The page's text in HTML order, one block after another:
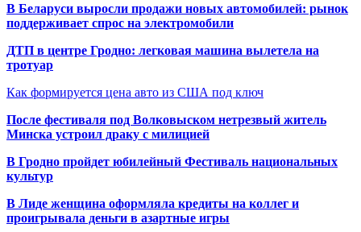
В Беларуси выросли продажи новых автомобилей: рынок
поддерживает спрос на электромобили
ДТП в центре Гродно: легковая машина вылетела на
тротуар
Как формируется цена авто из США под ключ
После фестиваля под Волковыском нетрезвый житель
Минска устроил драку с милицией
В Гродно пройдет юбилейный Фестиваль национальных
культур
В Лиде женщина оформляла кредиты на коллег и
проигрывала деньги в азартные игры